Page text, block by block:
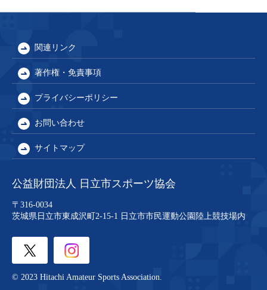
関連リンク
著作権・免責事項
プライバシーポリシー
お問い合わせ
サイトマップ
公益財団法人 日立市スポーツ協会
〒316-0034
茨城県日立市東成沢町2-15-1 日立市市民運動公園陸上競技場内
© 2023 Hitachi Amateur Sports Association.